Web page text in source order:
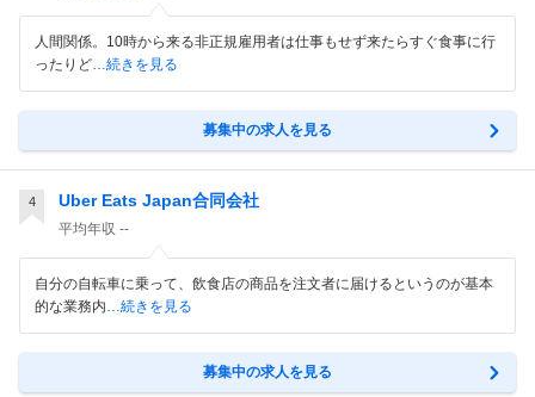
人間関係。10時から来る非正規雇用者は仕事もせず来たらすぐ食事に行
ったりど…続きを見る
募集中の求人を見る
4 Uber Eats Japan合同会社
平均年収 --
自分の自転車に乗って、飲食店の商品を注文者に届けるというのが基本
的な業務内…続きを見る
募集中の求人を見る